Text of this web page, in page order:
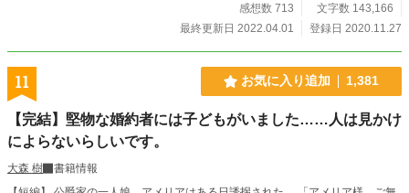
感想数 713
文字数 143,166
最終更新日 2022.04.01
登録日 2020.11.27
11 お気に入り追加 1,381
【完結】堅物な婚約者には子どもがいました……人は見かけ
によらないらしいです。
大森 樹
書籍情報